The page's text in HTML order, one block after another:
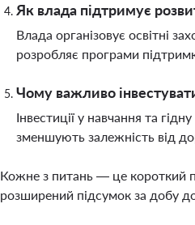
Як влада підтримує
Влада організовує освітні
розробляє програми
Чому важливо
Інвестиції у навчання та
зменшують залежність від
Кожне з питань — це короткий
розширений підсумок за добу